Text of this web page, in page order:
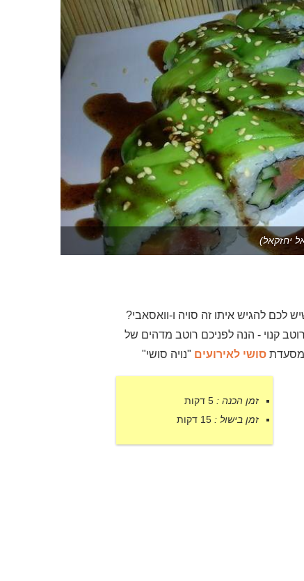
יחזקאל)
לכם להגיש איתו זה סויה ו-וואסאבי?
קנוי - הנה לפניכם רוטב מדהים של
סושי לאירועים "נויה סושי"
זמן הכנה : 5 דקות
זמן בישול : 15 דקות